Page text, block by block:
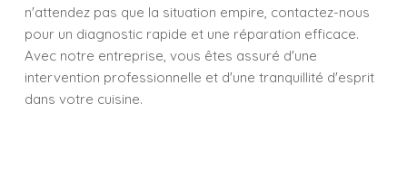
n'attendez pas que la situation empire, contactez-nous
pour un diagnostic rapide et une réparation efficace.
Avec notre entreprise, vous êtes assuré d'une
intervention professionnelle et d'une tranquillité d'esprit
dans votre cuisine.